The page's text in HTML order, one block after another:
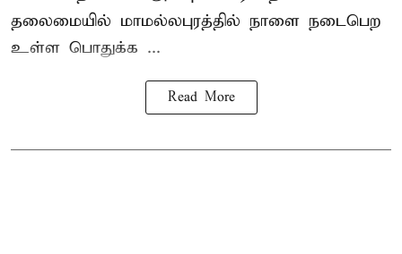
தலைமையில் மாமல்லபுரத்தில் நாளை நடைபெற
உள்ள பொதுக்க ...
Read More